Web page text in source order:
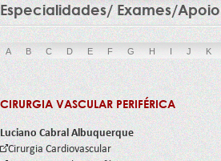
Especialidades/ Exames/Apoio
A B C D E F G H I J K
CIRURGIA VASCULAR PERIFÉRICA
Luciano Cabral Albuquerque
Cirurgia Cardiovascular